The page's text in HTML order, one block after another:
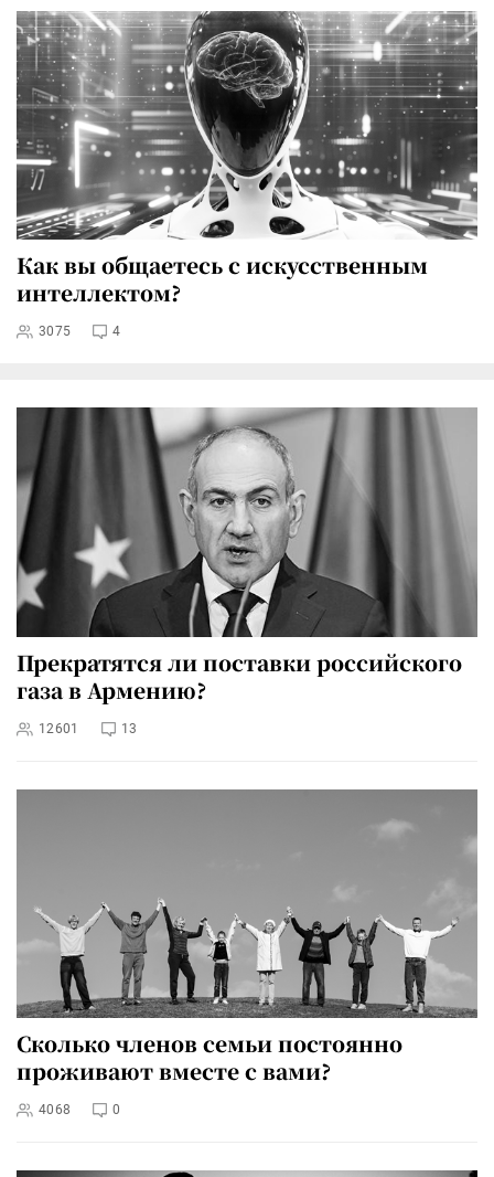
Как вы общаетесь с искусственным
интеллектом?
3075 4
Прекратятся ли поставки российского
газа в Армению?
12601 13
Сколько членов семьи постоянно
проживают вместе с вами?
4068 0